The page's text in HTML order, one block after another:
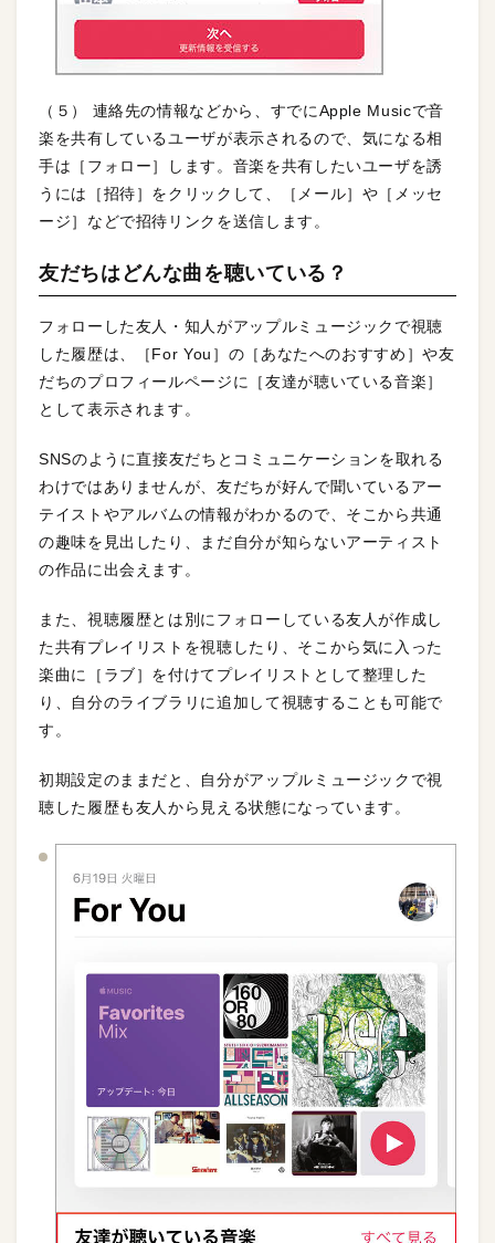
（５） 連絡先の情報などから、すでにApple Musicで音
楽を共有しているユーザが表示されるので、気になる相
手は［フォロー］します。音楽を共有したいユーザを誘
うには［招待］をクリックして、［メール］や［メッセ
ージ］などで招待リンクを送信します。
友だちはどんな曲を聴いている？
フォローした友人・知人がアップルミュージックで視聴
した履歴は、［For You］の［あなたへのおすすめ］や友
だちのプロフィールページに［友達が聴いている音楽］
として表示されます。
SNSのように直接友だちとコミュニケーションを取れる
わけではありませんが、友だちが好んで聞いているアー
テイストやアルバムの情報がわかるので、そこから共通
の趣味を見出したり、まだ自分が知らないアーティスト
の作品に出会えます。
また、視聴履歴とは別にフォローしている友人が作成し
た共有プレイリストを視聴したり、そこから気に入った
楽曲に［ラブ］を付けてプレイリストとして整理した
り、自分のライブラリに追加して視聴することも可能で
す。
初期設定のままだと、自分がアップルミュージックで視
聴した履歴も友人から見える状態になっています。